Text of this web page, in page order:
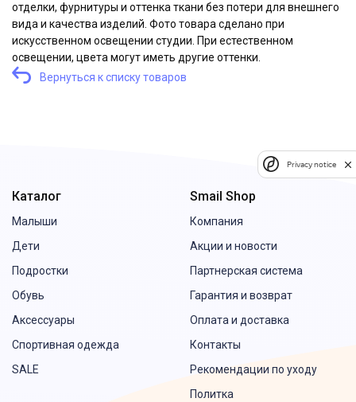
отделки, фурнитуры и оттенка ткани без потери для внешнего
вида и качества изделий. Фото товара сделано при
искусственном освещении студии. При естественном
освещении, цвета могут иметь другие оттенки.
Вернуться к списку товаров
Каталог
Малыши
Дети
Подростки
Обувь
Аксессуары
Спортивная одежда
SALE
Smail Shop
Компания
Акции и новости
Партнерская система
Гарантия и возврат
Оплата и доставка
Контакты
Рекомендации по уходу
Политка
Privacy notice